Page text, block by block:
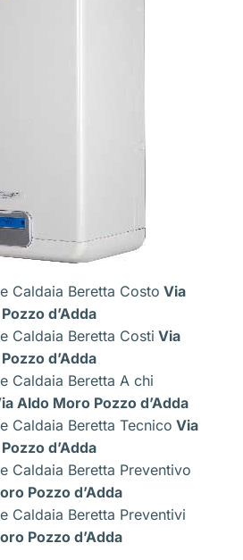
Caldaia Beretta Costo Via
d’Adda
Caldaia Beretta Costi Via
d’Adda
Caldaia Beretta A chi
Aldo Moro Pozzo d’Adda
Caldaia Beretta Tecnico Via
d’Adda
Caldaia Beretta Preventivo
Pozzo d’Adda
Caldaia Beretta Preventivi
Pozzo d’Adda